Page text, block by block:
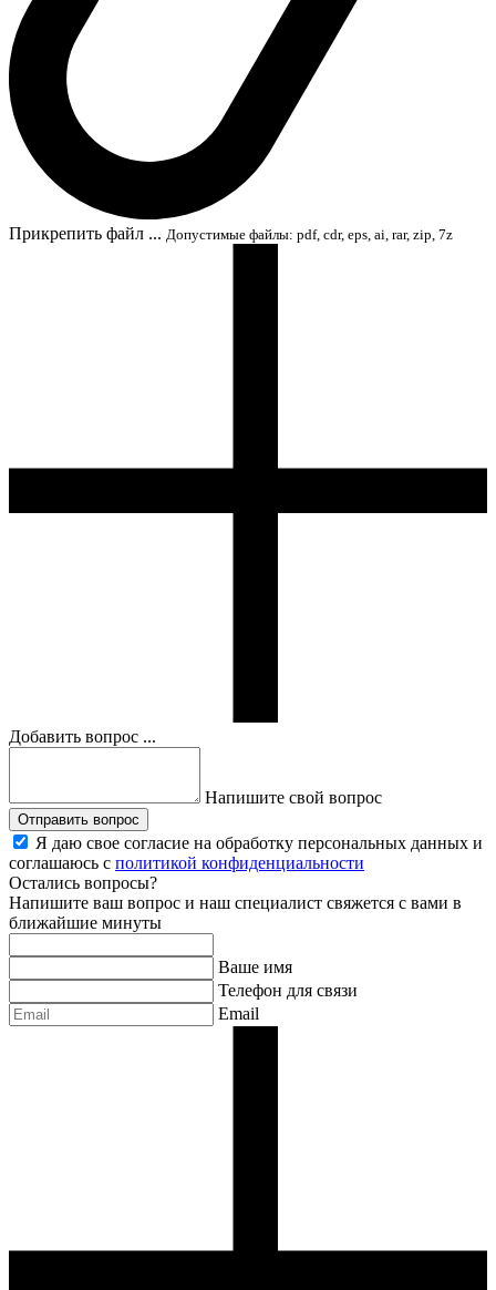
Прикрепить файл ... Допустимые файлы: pdf, cdr, eps, ai, rar, zip, 7z
Добавить вопрос ...
Напишите свой вопрос
Отправить вопрос
Я даю свое согласие на обработку персональных данных и
соглашаюсь с политикой конфиденциальности
Остались вопросы?
Напишите ваш вопрос и наш специалист свяжется с вами в
ближайшие минуты
Ваше имя
Телефон для связи
Email